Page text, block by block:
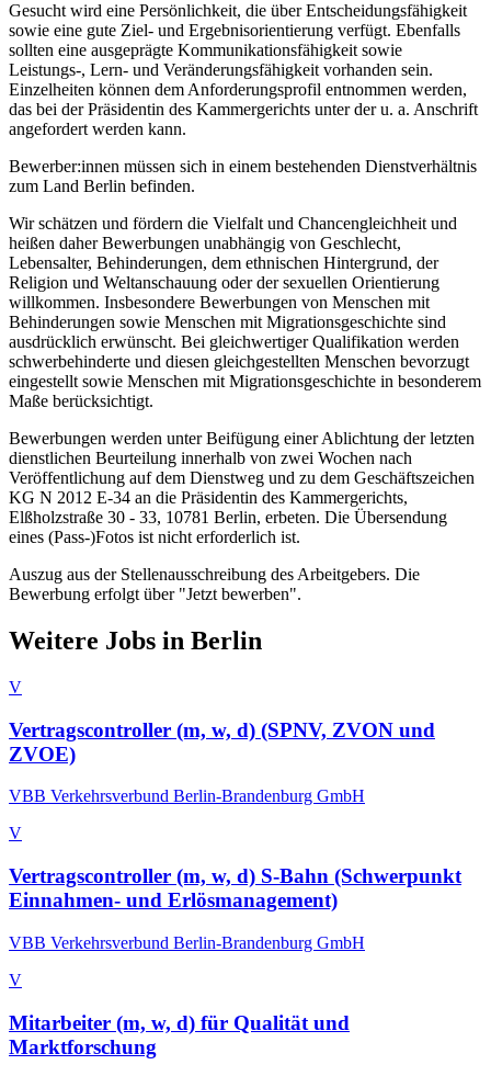
Gesucht wird eine Persönlichkeit, die über Entscheidungsfähigkeit
sowie eine gute Ziel- und Ergebnisorientierung verfügt. Ebenfalls
sollten eine ausgeprägte Kommunikationsfähigkeit sowie
Leistungs-, Lern- und Veränderungsfähigkeit vorhanden sein.
Einzelheiten können dem Anforderungsprofil entnommen werden,
das bei der Präsidentin des Kammergerichts unter der u. a. Anschrift
angefordert werden kann.
Bewerber:innen müssen sich in einem bestehenden Dienstverhältnis
zum Land Berlin befinden.
Wir schätzen und fördern die Vielfalt und Chancengleichheit und
heißen daher Bewerbungen unabhängig von Geschlecht,
Lebensalter, Behinderungen, dem ethnischen Hintergrund, der
Religion und Weltanschauung oder der sexuellen Orientierung
willkommen. Insbesondere Bewerbungen von Menschen mit
Behinderungen sowie Menschen mit Migrationsgeschichte sind
ausdrücklich erwünscht. Bei gleichwertiger Qualifikation werden
schwerbehinderte und diesen gleichgestellten Menschen bevorzugt
eingestellt sowie Menschen mit Migrationsgeschichte in besonderem
Maße berücksichtigt.
Bewerbungen werden unter Beifügung einer Ablichtung der letzten
dienstlichen Beurteilung innerhalb von zwei Wochen nach
Veröffentlichung auf dem Dienstweg und zu dem Geschäftszeichen
KG N 2012 E-34 an die Präsidentin des Kammergerichts,
Elßholzstraße 30 - 33, 10781 Berlin, erbeten. Die Übersendung
eines (Pass-)Fotos ist nicht erforderlich ist.
Auszug aus der Stellenausschreibung des Arbeitgebers. Die
Bewerbung erfolgt über "Jetzt bewerben".
Weitere Jobs in Berlin
V
Vertragscontroller (m, w, d) (SPNV, ZVON und
ZVOE)
VBB Verkehrsverbund Berlin-Brandenburg GmbH
V
Vertragscontroller (m, w, d) S-Bahn (Schwerpunkt
Einnahmen- und Erlösmanagement)
VBB Verkehrsverbund Berlin-Brandenburg GmbH
V
Mitarbeiter (m, w, d) für Qualität und
Marktforschung